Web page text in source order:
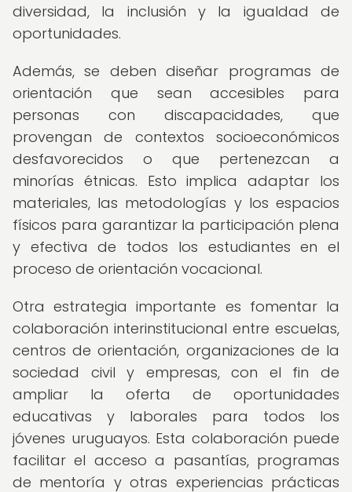
diversidad, la inclusión y la igualdad de
oportunidades.
Además, se deben diseñar programas de
orientación que sean accesibles para
personas con discapacidades, que
provengan de contextos socioeconómicos
desfavorecidos o que pertenezcan a
minorías étnicas. Esto implica adaptar los
materiales, las metodologías y los espacios
físicos para garantizar la participación plena
y efectiva de todos los estudiantes en el
proceso de orientación vocacional.
Otra estrategia importante es fomentar la
colaboración interinstitucional entre escuelas,
centros de orientación, organizaciones de la
sociedad civil y empresas, con el fin de
ampliar la oferta de oportunidades
educativas y laborales para todos los
jóvenes uruguayos. Esta colaboración puede
facilitar el acceso a pasantías, programas
de mentoría y otras experiencias prácticas